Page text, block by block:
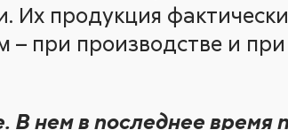
Их продукция
– при производстве и при
В нем в последнее время